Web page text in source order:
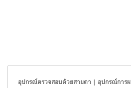
อุปกรณ์ตรวจสอบด้วยสายตา | อุปกรณ์การ